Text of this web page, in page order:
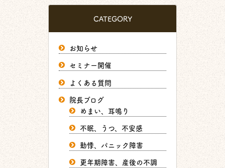
CATEGORY
お知らせ
セミナー開催
よくある質問
院長ブログ
めまい、耳鳴り
不眠、うつ、不安感
動悸、パニック障害
更年期障害、産後の不調